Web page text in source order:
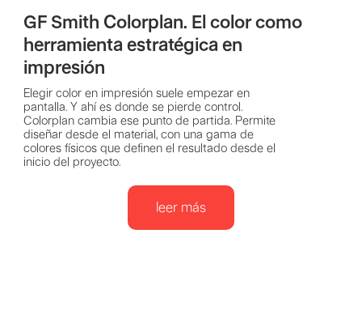
GF Smith Colorplan. El color como
herramienta estratégica en
impresión
Elegir color en impresión suele empezar en
pantalla. Y ahí es donde se pierde control.
Colorplan cambia ese punto de partida. Permite
diseñar desde el material, con una gama de
colores físicos que definen el resultado desde el
inicio del proyecto.
leer más